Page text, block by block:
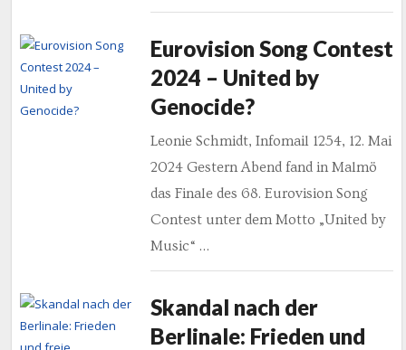
Eurovision Song Contest
2024 – United by
Genocide?
Leonie Schmidt, Infomail 1254, 12. Mai
2024 Gestern Abend fand in Malmö
das Finale des 68. Eurovision Song
Contest unter dem Motto „United by
Music“ …
Skandal nach der
Berlinale: Frieden und